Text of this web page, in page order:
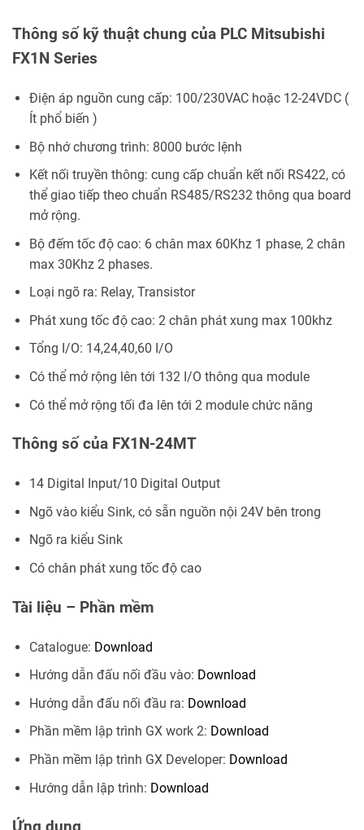
Thông số kỹ thuật chung của PLC Mitsubishi
FX1N Series
Điện áp nguồn cung cấp: 100/230VAC hoặc 12-24VDC (
Ít phổ biến )
Bộ nhớ chương trình: 8000 bước lệnh
Kết nối truyền thông: cung cấp chuẩn kết nối RS422, có
thể giao tiếp theo chuẩn RS485/RS232 thông qua board
mở rộng.
Bộ đếm tốc độ cao: 6 chân max 60Khz 1 phase, 2 chân
max 30Khz 2 phases.
Loại ngõ ra: Relay, Transistor
Phát xung tốc độ cao: 2 chân phát xung max 100khz
Tổng I/O: 14,24,40,60 I/O
Có thể mở rộng lên tới 132 I/O thông qua module
Có thể mở rộng tối đa lên tới 2 module chức năng
Thông số của FX1N-24MT
14 Digital Input/10 Digital Output
Ngõ vào kiểu Sink, có sẵn nguồn nội 24V bên trong
Ngõ ra kiểu Sink
Có chân phát xung tốc độ cao
Tài liệu – Phần mềm
Catalogue: Download
Hướng dẫn đấu nối đầu vào: Download
Hướng dẫn đấu nối đầu ra: Download
Phần mềm lập trình GX work 2: Download
Phần mềm lập trình GX Developer: Download
Hướng dẫn lập trình: Download